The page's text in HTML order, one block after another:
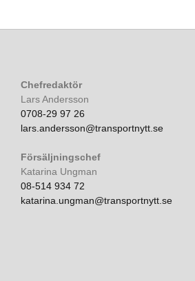
Chefredaktör
Lars Andersson
0708-29 97 26
lars.andersson@transportnytt.se
Försäljningschef
Katarina Ungman
08-514 934 72
katarina.ungman@transportnytt.se